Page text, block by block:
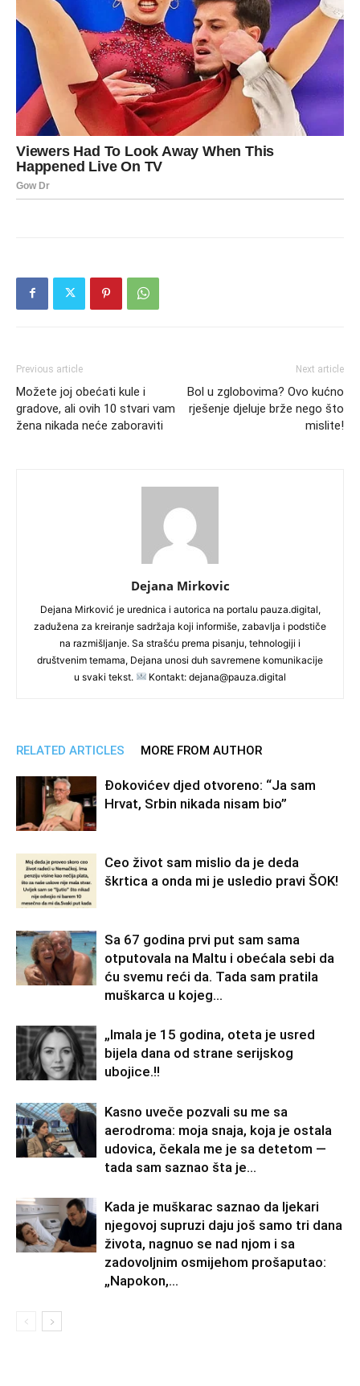
Previous article
Možete joj obećati kule i
gradove, ali ovih 10 stvari vam
žena nikada neće zaboraviti
Next article
Bol u zglobovima? Ovo kućno
rješenje djeluje brže nego što
mislite!
Dejana Mirkovic
Dejana Mirković je urednica i autorica na portalu pauza.digital,
zadužena za kreiranje sadržaja koji informiše, zabavlja i podstiče
na razmišljanje. Sa strašću prema pisanju, tehnologiji i
društvenim temama, Dejana unosi duh savremene komunikacije
u svaki tekst.
Kontakt: dejana@pauza.digital
RELATED ARTICLES MORE FROM AUTHOR
Đokovićev djed otvoreno: “Ja sam
Hrvat, Srbin nikada nisam bio”
Ceo život sam mislio da je deda
škrtica a onda mi je usledio pravi ŠOK!
Sa 67 godina prvi put sam sama
otputovala na Maltu i obećala sebi da
ću svemu reći da. Tada sam pratila
muškarca u kojeg...
„Imala je 15 godina, oteta je usred
bijela dana od strane serijskog
ubojice.!!
Kasno uveče pozvali su me sa
aerodroma: moja snaja, koja je ostala
udovica, čekala me je sa detetom —
tada sam saznao šta je...
Kada je muškarac saznao da ljekari
njegovoj supruzi daju još samo tri dana
života, nagnuo se nad njom i sa
zadovoljnim osmijehom prošaputao:
„Napokon,...